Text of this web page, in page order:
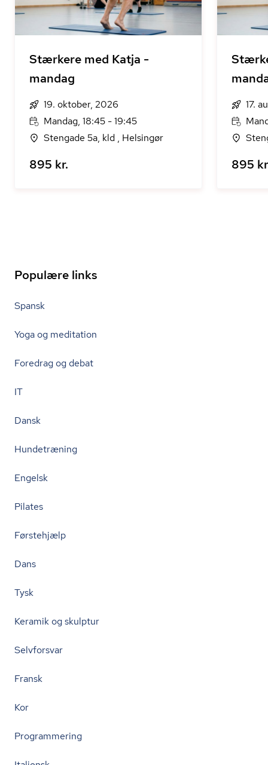
Stærkere med Katja -
mandag
19. oktober, 2026
Mandag, 18:45 - 19:45
Stengade 5a, kld , Helsingør
895 kr.
17.
895
Populære links
Spansk
Yoga og meditation
Foredrag og debat
IT
Dansk
Hundetræning
Engelsk
Pilates
Førstehjælp
Dans
Tysk
Keramik og skulptur
Selvforsvar
Fransk
Kor
Programmering